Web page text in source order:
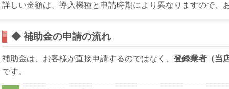
詳しい金額は、導入機種と申請時期により異なりますので、
◆ 補助金の申請の流れ
補助金は、お客様が直接申請するのではなく、 登録業者（当
です。